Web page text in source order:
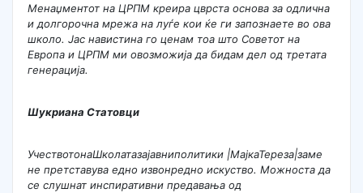
Менаџментот на ЦРПМ креира цврста основа за одлична
и долгорочна мрежа на луѓе кои ќе ги запознаете во ова
школо. Јас навистина го ценам тоа што Советот на
Европа и ЦРПМ ми овозможија да бидам дел од третата
генерација.
Шукриана Статовци
УчествотонаШколатазајавниполитики |МајкаТереза|заме
не претставува едно извонредно искуство. Можноста да
се слушнат инспиративни предавања од